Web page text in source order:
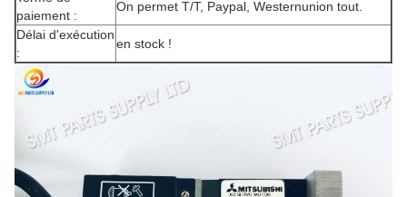
paiement :
On permet T/T, Paypal, Westernunion tout.
Délai d'exécution
:
en stock !